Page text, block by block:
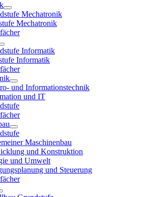
Mechatronik
Mechatronik
Informatik
Informatik
und Informationstechnik
und IT
Maschinenbau
und Konstruktion
und Umwelt
und Steuerung